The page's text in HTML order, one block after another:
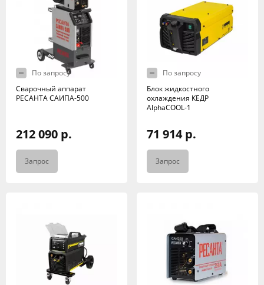
По запросу
Сварочный аппарат
РЕСАНТА САИПА-500
212 090 р.
Запрос
По запросу
Блок жидкостного
охлаждения КЕДР
AlphaCOOL-1
71 914 р.
Запрос